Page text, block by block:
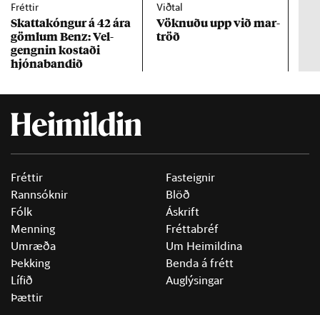
Fréttir
Skattakóng­ur á 42 ára
göml­um Benz: Vel­
gengn­in kostaði
hjóna­band­ið
Viðtal
Vökn­uðu upp við mar­
tröð
Fréttir
Rannsóknir
Fólk
Menning
Umræða
Þekking
Lífið
Þættir
Fasteignir
Blöð
Áskrift
Fréttabréf
Um Heimildina
Benda á frétt
Auglýsingar